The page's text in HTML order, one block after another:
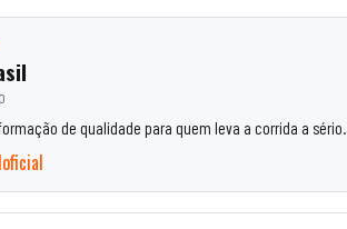
de qualidade para quem leva a corrida a sério.